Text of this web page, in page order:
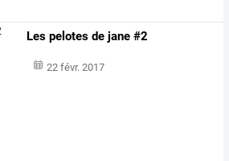
Les pelotes de jane #2
22 févr. 2017